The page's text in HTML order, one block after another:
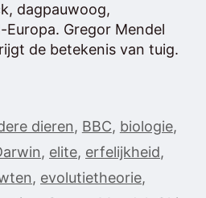
dagpauwoog,
Gregor Mendel
de betekenis van tuig.
dieren, BBC, biologie,
, elite, erfelijkheid,
, evolutietheorie,